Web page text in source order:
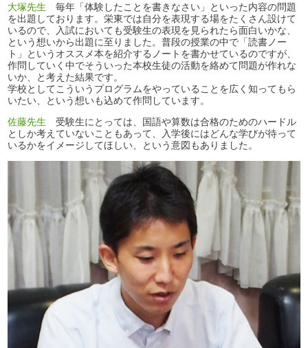
大塚先生 毎年「体験したことを書きなさい」といった内容の問題
を出題しております。栄東では自分を表現する場をたくさん設けて
いるので、入試においても受験生の表現を見られたら面白いかな、
という想いから出題に至りました。普段の授業の中で「読書ノー
ト」というオススメ本を紹介するノートを書かせているのですが、
作問していく中でそういった本校生徒の活動を絡めて問題が作れな
いか、と考えた結果です。
学校としてこういうプログラムをやっていることを広く知ってもら
いたい、という想いも込めて作問しています。
佐藤先生 受験生にとっては、国語や算数は合格のためのハードル
としか考えていないこともあって、入学後にはどんな学びが待って
いるかをイメージしてほしい、という意図もありました。